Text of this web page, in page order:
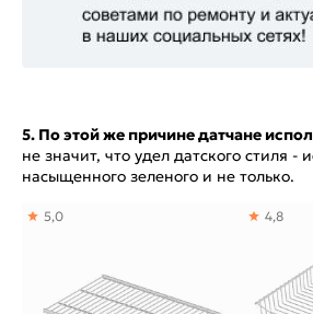
5. По этой же причине датчане
не значит, что удел датского стиля
насыщенного зеленого и не только.
5,0 4,8